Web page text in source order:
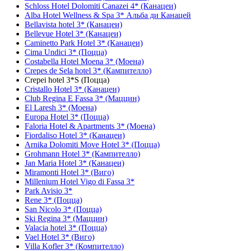
Schloss Hotel Dolomiti Canazei 4* (Канацеи)
Alba Hotel Wellness & Spa 3* Альба ди Канацей
Bellavista hotel 3* (Канацеи)
Bellevue Hotel 3* (Канацеи)
Caminetto Park Hotel 3* (Канацеи)
Cima Undici 3* (Поцца)
Costabella Hotel Moena 3* (Моена)
Crepes de Sela hotel 3* (Кампителло)
Crepei hotel 3*S (Поцца)
Cristallo Hotel 3* (Канацеи)
Club Regina E Fassa 3* (Маццин)
El Laresh 3* (Моена)
Europa Hotel 3* (Поцца)
Faloria Hotel & Apartments 3* (Моена)
Fiordaliso Hotel 3* (Канацеи)
Arnika Dolomiti Move Hotel 3* (Поцца)
Grohmann Hotel 3* (Кампителло)
Jan Maria Hotel 3* (Канацеи)
Miramonti Hotel 3* (Виго)
Millenium Hotel Vigo di Fassa 3*
Park Avisio 3*
Rene 3* (Поцца)
San Nicolo 3* (Поцца)
Ski Regina 3* (Маццин)
Valacia hotel 3* (Поцца)
Vael Hotel 3* (Виго)
Villa Kofler 3* (Компителло)